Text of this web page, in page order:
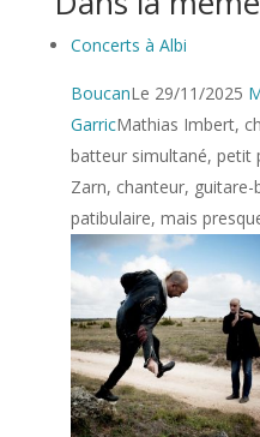
Concerts à Albi
BoucanLe 29/11/2025
GarricMathias Imbert,
batteur simultané, petit
Zarn, chanteur,
patibulaire, mais